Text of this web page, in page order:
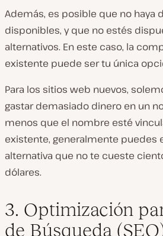
Además, es posible que no haya
disponibles, y que no estés
alternativos. En este caso, la
existente puede ser tu única
Para los sitios web nuevos,
gastar demasiado dinero en un
menos que el nombre esté
existente, generalmente puedes
alternativa que no te cueste
dólares.
3. Optimización
de Búsqueda